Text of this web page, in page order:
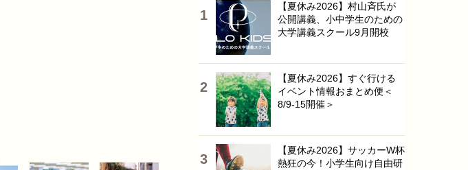
【夏休み2026】村山斉氏が
公開講義、小中学生のための
大学講義スクール9月開校
【夏休み2026】すぐ行ける
イベント情報おまとめ便＜
8/9-15開催＞
【夏休み2026】サッカーW杯
熱狂の今！小学生向け自由研